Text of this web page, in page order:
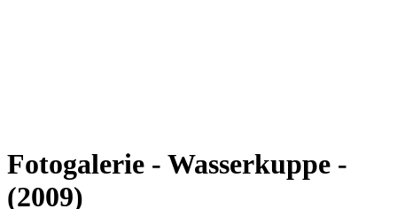
Fotogalerie - Wasserkuppe -
(2009)